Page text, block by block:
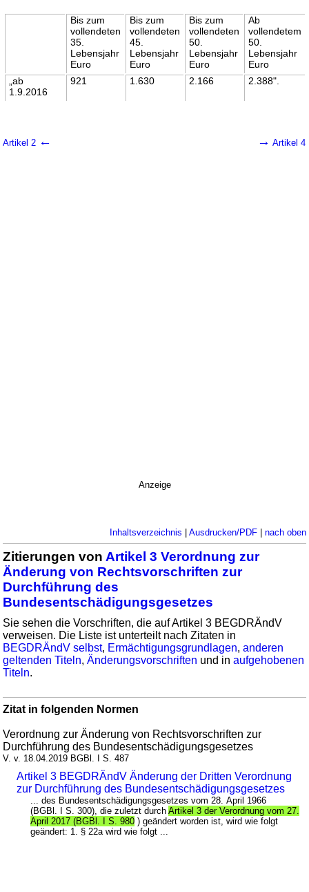
Bis zum
vollendeten
35.
Lebensjahr
Euro
Bis zum
vollendeten
45.
Lebensjahr
Euro
Bis zum
vollendeten
50.
Lebensjahr
Euro
Ab
vollendetem
50.
Lebensjahr
Euro
„ab
1.9.2016
921 1.630 2.166 2.388".
Artikel 2 ← → Artikel 4
Anzeige
Inhaltsverzeichnis | Ausdrucken/PDF| nach oben
Zitierungen von Artikel 3 Verordnung zur
Änderung von Rechtsvorschriften zur
Durchführung des
Bundesentschädigungsgesetzes
Sie sehen die Vorschriften, die auf Artikel 3 BEGDRÄndV
verweisen. Die Liste ist unterteilt nach Zitaten in
BEGDRÄndV selbst, Ermächtigungsgrundlagen,anderen
geltenden Titeln,Änderungsvorschriften und inaufgehobenen
Titeln.
Zitat in folgenden Normen
Verordnung zur Änderung von Rechtsvorschriften zur
Durchführung des Bundesentschädigungsgesetzes
V. v. 18.04.2019 BGBl. I S. 487
Artikel 3 BEGDRÄndV Änderung der Dritten Verordnung
zur Durchführung des Bundesentschädigungsgesetzes
... des Bundesentschädigungsgesetzes vom 28. April 1966
(BGBl. I S. 300), die zuletzt durchArtikel 3 der Verordnung vom 27.
April 2017 (BGBl. I S. 980 ) geändert worden ist, wird wie folgt
geändert: 1. § 22a wird wie folgt ...